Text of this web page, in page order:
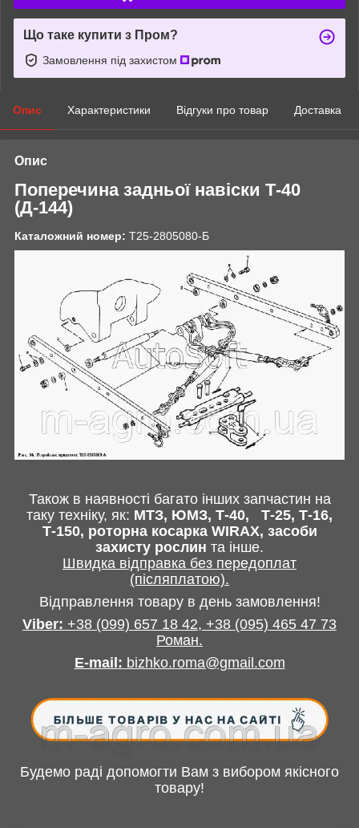
Що таке купити з Пром?
Замовлення під захистом
Опис Характеристики Відгуки про товар Доставка
Опис
Поперечина задньої навіски Т-40
(Д-144)
Каталожний номер: Т25-2805080-Б
Також в наявності багато інших запчастин на
таку техніку, як: МТЗ, ЮМЗ, Т-40,
Т-25, Т-16,
Т-150, роторна косарка WIRAX, засоби
захисту рослин та інше.
Швидка відправка без передоплат
(післяплатою).
Відправлення товару в день замовлення!
Viber: +38 (099) 657 18 42, +38 (095) 465 47 73
Роман.
E-mail: bizhko.roma@gmail.com
Будемо раді допомогти Вам з вибором якісного
товару!